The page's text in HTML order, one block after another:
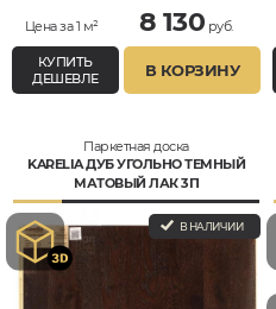
Цена за 1 м² 8 130 руб.
КУПИТЬ
ДЕШЕВЛЕ
В КОРЗИНУ
Паркетная доска
KARELIA ДУБ УГОЛЬНО ТЕМНЫЙ
МАТОВЫЙ ЛАК 3П
В НАЛИЧИИ